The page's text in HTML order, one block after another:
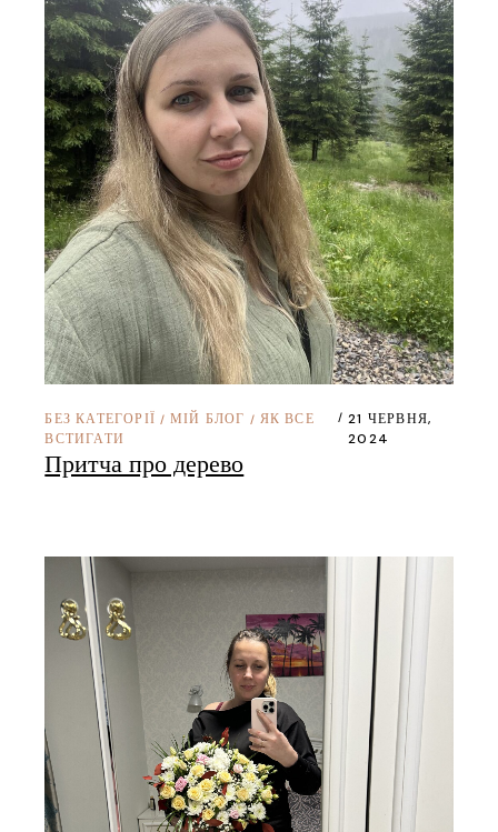
БЕЗ КАТЕГОРІЇ / МІЙ БЛОГ / ЯК ВСЕ
ВСТИГАТИ
21 ЧЕРВНЯ,
2024
Притча про дерево